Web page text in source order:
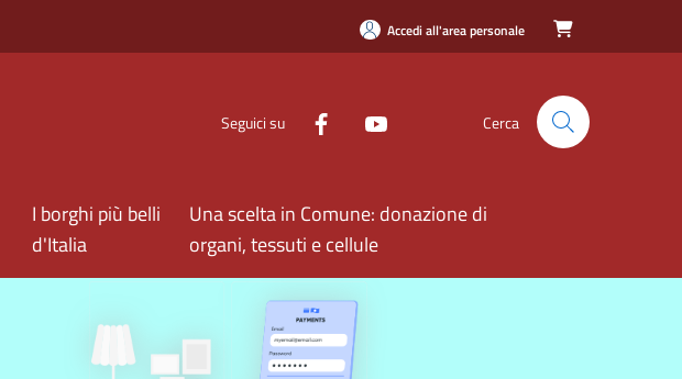
Accedi all'area personale 
Seguici su Cerca
I borghi più belli
d'Italia
Una scelta in Comune: donazione di
organi, tessuti e cellule